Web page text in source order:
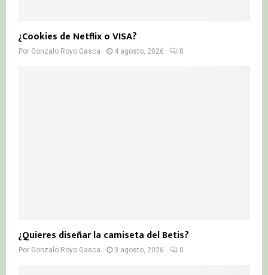
¿Cookies de Netflix o VISA?
Por Gonzalo Royo Gasca 4 agosto, 2026 0
¿Quieres diseñar la camiseta del Betis?
Por Gonzalo Royo Gasca 3 agosto, 2026 0